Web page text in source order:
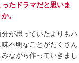
たドラマだと思いま
。
が思っていたよりもハ
不明なことがたくさん
ながら作っていきまし